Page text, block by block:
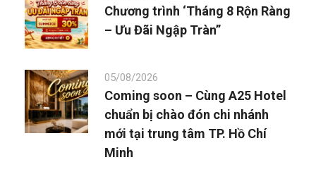
Chương trình ‘Tháng 8 Rộn Ràng
– Ưu Đãi Ngập Tràn”
05/08/2026
Coming soon – Cùng A25 Hotel
chuẩn bị chào đón chi nhánh
mới tại trung tâm TP. Hồ Chí
Minh